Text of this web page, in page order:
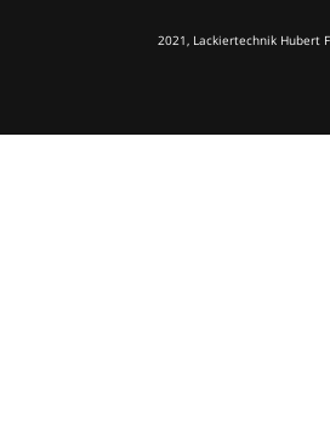
2021, Lackiertechnik Hubert